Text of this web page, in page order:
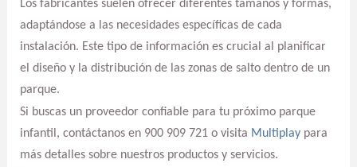
Los fabricantes suelen ofrecer diferentes tamaños y formas,
adaptándose a las necesidades específicas de cada
instalación. Este tipo de información es crucial al planificar
el diseño y la distribución de las zonas de salto dentro de un
parque.
Si buscas un proveedor confiable para tu próximo parque
infantil, contáctanos en 900 909 721 o visita Multiplaypara
más detalles sobre nuestros productos y servicios.